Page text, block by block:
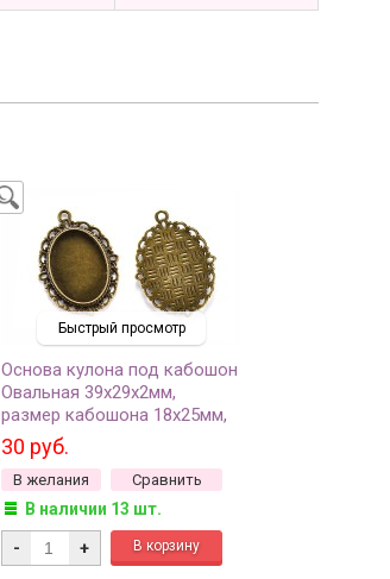
Быстрый просмотр
Основа кулона под кабошон
Овальная 39х29х2мм,
размер кабошона 18х25мм,
отверстие 2мм, цвет
античная бронза, сплав
металлов, 20-003, 1шт
30 руб.
В желания Сравнить
В наличии 13 шт.
- +